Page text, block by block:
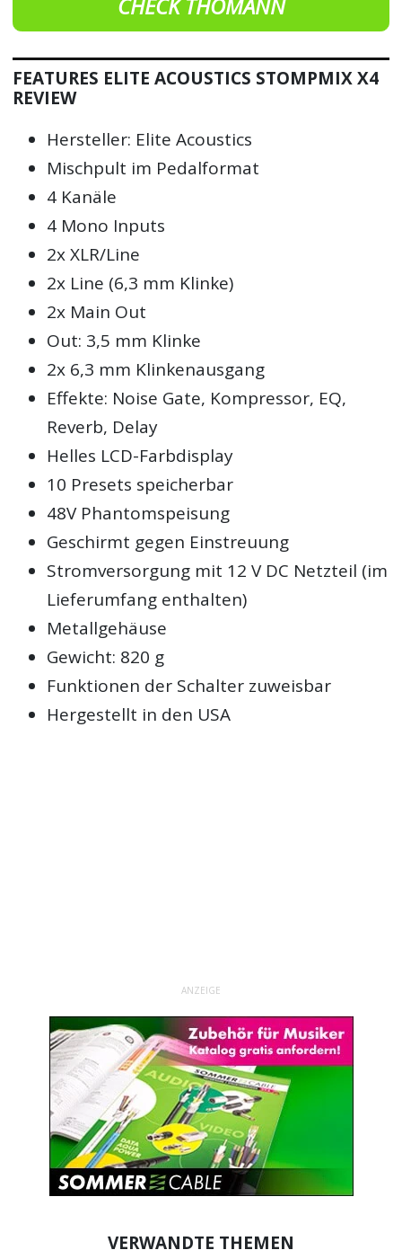
CHECK THOMANN
FEATURES ELITE ACOUSTICS STOMPMIX X4
REVIEW
Hersteller: Elite Acoustics
Mischpult im Pedalformat
4 Kanäle
4 Mono Inputs
2x XLR/Line
2x Line (6,3 mm Klinke)
2x Main Out
Out: 3,5 mm Klinke
2x 6,3 mm Klinkenausgang
Effekte: Noise Gate, Kompressor, EQ,
Reverb, Delay
Helles LCD-Farbdisplay
10 Presets speicherbar
48V Phantomspeisung
Geschirmt gegen Einstreuung
Stromversorgung mit 12 V DC Netzteil (im
Lieferumfang enthalten)
Metallgehäuse
Gewicht: 820 g
Funktionen der Schalter zuweisbar
Hergestellt in den USA
ANZEIGE
VERWANDTE THEMEN